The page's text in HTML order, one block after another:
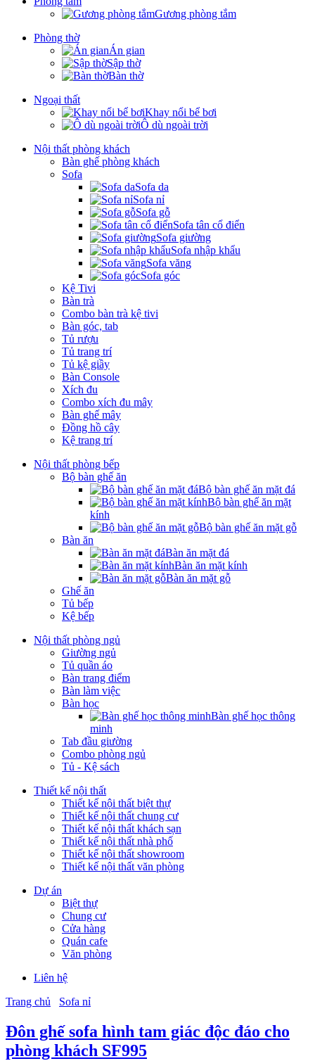
Gương phòng tắm
Phòng thờ
Án gian
Sập thờ
Bàn thờ
Ngoại thất
Khay nổi bể bơi
Ô dù ngoài trời
Nội thất phòng khách
Bàn ghế phòng khách
Sofa
Sofa da
Sofa nỉ
Sofa gỗ
Sofa tân cổ điển
Sofa giường
Sofa nhập khẩu
Sofa văng
Sofa góc
Kệ Tivi
Bàn trà
Combo bàn trà kệ tivi
Bàn góc, tab
Tủ rượu
Tủ trang trí
Tủ kệ giầy
Bàn Console
Xích đu
Combo xích đu mây
Bàn ghế mây
Đồng hồ cây
Kệ trang trí
Nội thất phòng bếp
Bộ bàn ghế ăn
Bộ bàn ghế ăn mặt đá
Bộ bàn ghế ăn mặt
kính
Bộ bàn ghế ăn mặt gỗ
Bàn ăn
Bàn ăn mặt đá
Bàn ăn mặt kính
Bàn ăn mặt gỗ
Ghế ăn
Tủ bếp
Kệ bếp
Nội thất phòng ngủ
Giường ngủ
Tủ quần áo
Bàn trang điểm
Bàn làm việc
Bàn học
Bàn ghế học thông
minh
Tab đầu giường
Combo phòng ngủ
Tủ - Kệ sách
Thiết kế nội thất
Thiết kế nội thất biệt thự
Thiết kế nội thất chung cư
Thiết kế nội thất khách sạn
Thiết kế nội thất nhà phố
Thiết kế nội thất showroom
Thiết kế nội thất văn phòng
Dự án
Biệt thự
Chung cư
Cửa hàng
Quán cafe
Văn phòng
Liên hệ
Trang chủ
Sofa nỉ
Đôn ghế sofa hình tam giác độc đáo cho
phòng khách SF995